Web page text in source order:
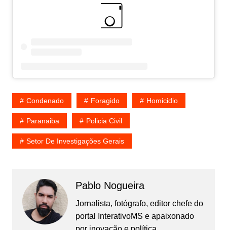
Condenado Foragido Homicidio
Paranaiba Policia Civil
Setor De Investigações Gerais
Pablo Nogueira
Jornalista, fotógrafo, editor chefe do
portal InterativoMS e apaixonado